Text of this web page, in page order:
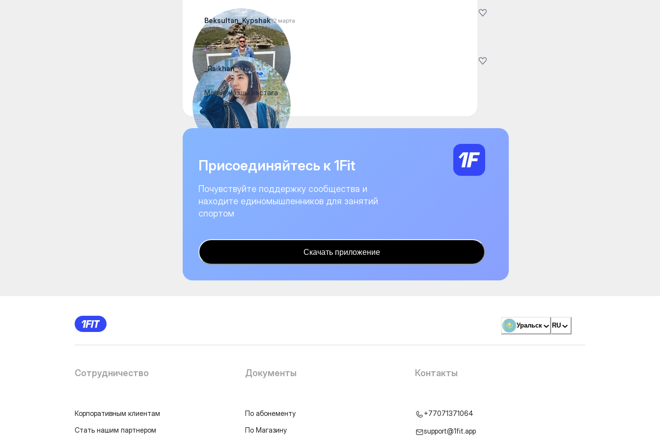
Beksultan_Kypshak12 марта
🤚
_Raikhan_11 марта
Маған жазшы инстаға
Присоединяйтесь к 1Fit
Почувствуйте поддержку сообщества и
находите единомышленников для занятий
спортом
Скачать приложение
Уральск RU
Сотрудничество
Корпоративным клиентам
Стать нашим партнером
Документы
По абонементу
По Магазину
Контакты
+77071371064
support@1fit.app